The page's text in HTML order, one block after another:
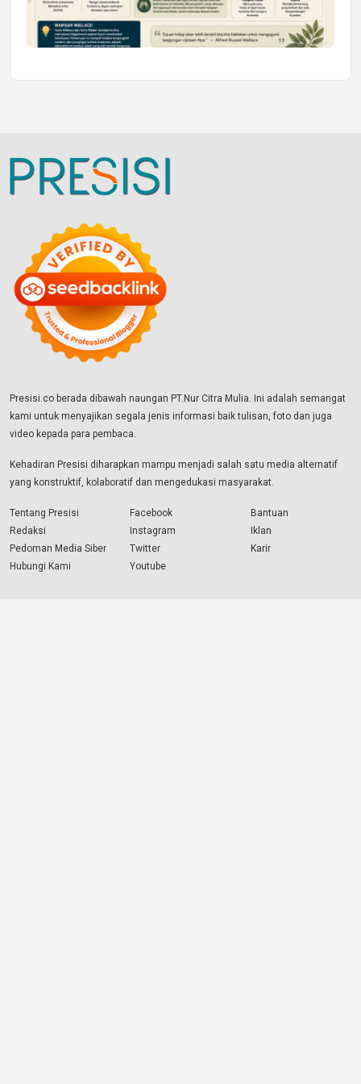
Presisi.co berada dibawah naungan PT.Nur Citra Mulia. Ini adalah semangat
kami untuk menyajikan segala jenis informasi baik tulisan, foto dan juga
video kepada para pembaca.
Kehadiran Presisi diharapkan mampu menjadi salah satu media alternatif
yang konstruktif, kolaboratif dan mengedukasi masyarakat.
Tentang Presisi
Redaksi
Pedoman Media Siber
Hubungi Kami
Facebook
Instagram
Twitter
Youtube
Bantuan
Iklan
Karir